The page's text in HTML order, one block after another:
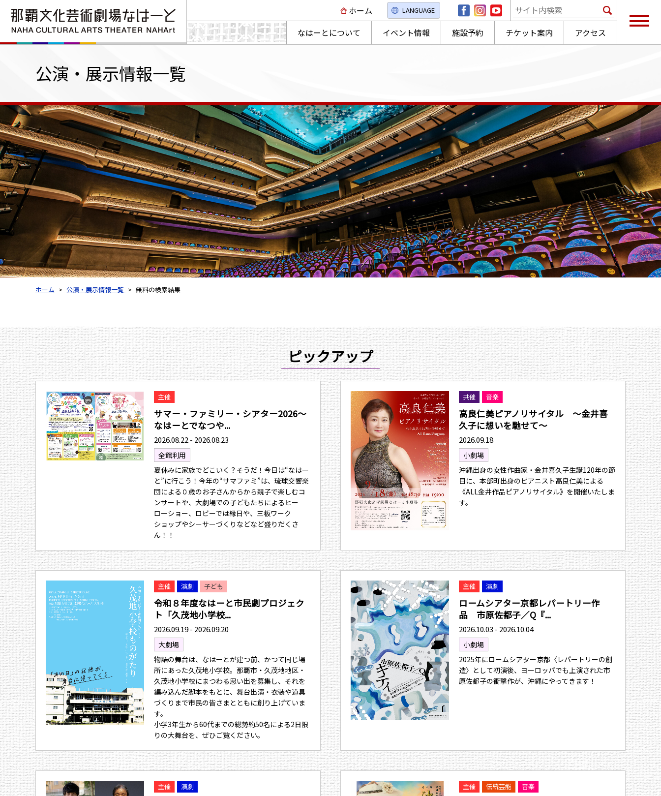
ホーム LANGUAGE
なはーとについて イベント情報 施設予約 チケット案内 アクセス
公演・展示情報一覧
ホーム 公演・展示情報一覧 無料の検索結果
ピックアップ
主催
サマー・ファミリー・シアター2026〜
なはーとでなつや...
2026.08.22 - 2026.08.23
全館利用
夏休みに家族でどこいく？そうだ！今日は“なはー
と”に行こう！今年の“サマファミ”は、琉球交響楽
団による０歳のお子さんからから親子で楽しむコ
ンサートや、大劇場での子どもたちによるヒー
ローショー、ロビーでは縁日や、三板ワーク
ショップやシーサーづくりなどなど盛りだくさ
ん！！
共催 音楽
高良仁美ピアノリサイタル 〜金井喜
久子に想いを馳せて〜
2026.09.18
小劇場
沖縄出身の女性作曲家・金井喜久子生誕120年の節
目に、本部町出身のピアニスト高良仁美による
《ALL金井作品ピアノリサイタル》を開催いたしま
す。
主催 演劇 子ども
令和８年度なはーと市民劇プロジェク
ト「久茂地小学校...
2026.09.19 - 2026.09.20
大劇場
物語の舞台は、なはーとが建つ前、かつて同じ場
所にあった久茂地小学校。那覇市・久茂地地区・
久茂地小学校にまつわる思い出を募集し、それを
編み込んだ脚本をもとに、舞台出演・衣装や道具
づくりまで市民の皆さまとともに創り上げていま
す。
小学3年生から60代までの総勢約50名による2日限
りの大舞台を、ぜひご覧ください。
主催 演劇
ロームシアター京都レパートリー作
品 市原佐都子／Q『...
2026.10.03 - 2026.10.04
小劇場
2025年にロームシアター京都〈レパートリーの創
造〉として初演後、ヨーロッパでも上演された市
原佐都子の衝撃作が、沖縄にやってきます！
主催 演劇 主催 伝統芸能 音楽